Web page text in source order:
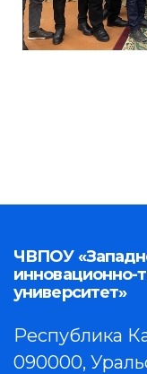
ЧВПОУ
инновационно-
университет»
Республика
090000,